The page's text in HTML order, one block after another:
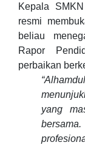
Kepala
resmi
beliau
Rapor
perbaikan
yang